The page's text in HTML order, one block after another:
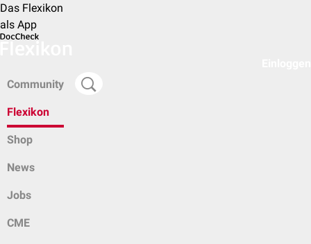
Das Flexikon
als App
Community
Flexikon
Shop
News
Jobs
CME